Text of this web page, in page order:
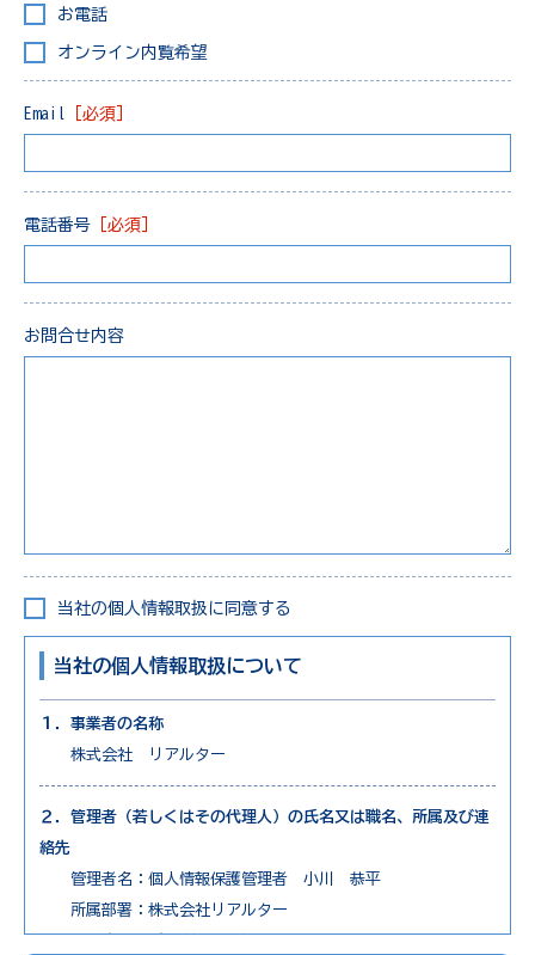
お電話
オンライン内覧希望
Email ［必須］
電話番号 ［必須］
お問合せ内容
当社の個人情報取扱に同意する
当社の個人情報取扱について
１．事業者の名称
株式会社 リアルター
２．管理者（若しくはその代理人）の氏名又は職名、所属及び連
絡先
管理者名：個人情報保護管理者 小川 恭平
所属部署：株式会社リアルター